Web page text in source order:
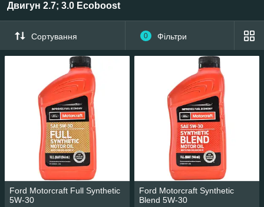
Двигун 2.7; 3.0 Ecoboost
Сортування 0 Фільтри
Ford Motorcraft Full Synthetic
5W-30
Ford Motorcraft Synthetic
Blend 5W-30